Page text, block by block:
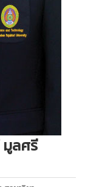
มูลศรี